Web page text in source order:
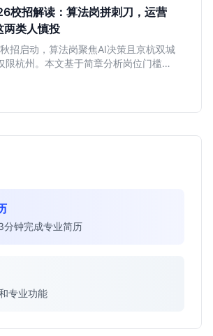
校招解读：算法岗拼刺刀，运营
两类人慎投
招启动，算法岗聚焦AI决策且京杭双城
限杭州。本文基于简章分析岗位门槛、
人群，帮应届生判断是否值得投递。
分钟完成专业简历
专业功能